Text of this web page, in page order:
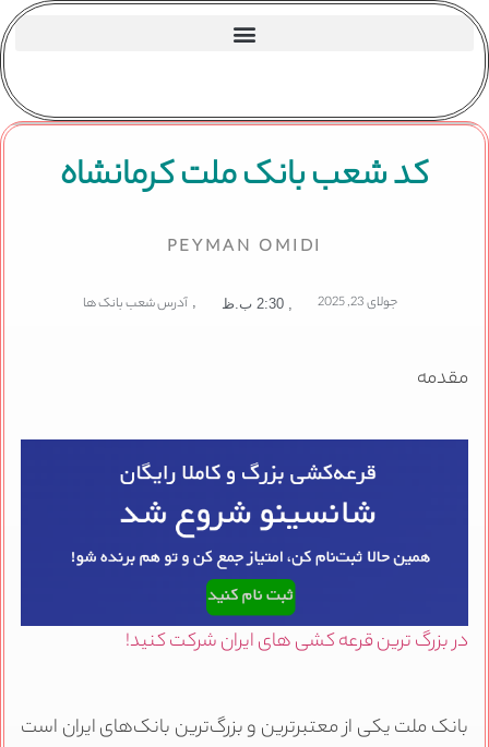
کد شعب بانک ملت کرمانشاه
PEYMAN OMIDI
جولای 23, 2025 2:30 ب.ظ , آدرس شعب بانک ها
مقدمه
در بزرگ ترین قرعه کشی های ایران شرکت کنید!
بانک ملت یکی از معتبرترین و بزرگ‌ترین بانک‌های ایران است